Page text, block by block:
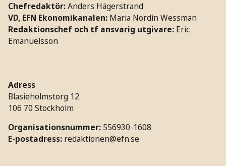
Chefredaktör:Anders Hägerstrand
VD, EFN Ekonomikanalen: Maria Nordin Wessman
Redaktionschef och tf ansvarig utgivare: Eric
Emanuelsson
Adress
Blasieholmstorg 12
106 70 Stockholm
Organisationsnummer: 556930-1608
E-postadress: redaktionen@efn.se